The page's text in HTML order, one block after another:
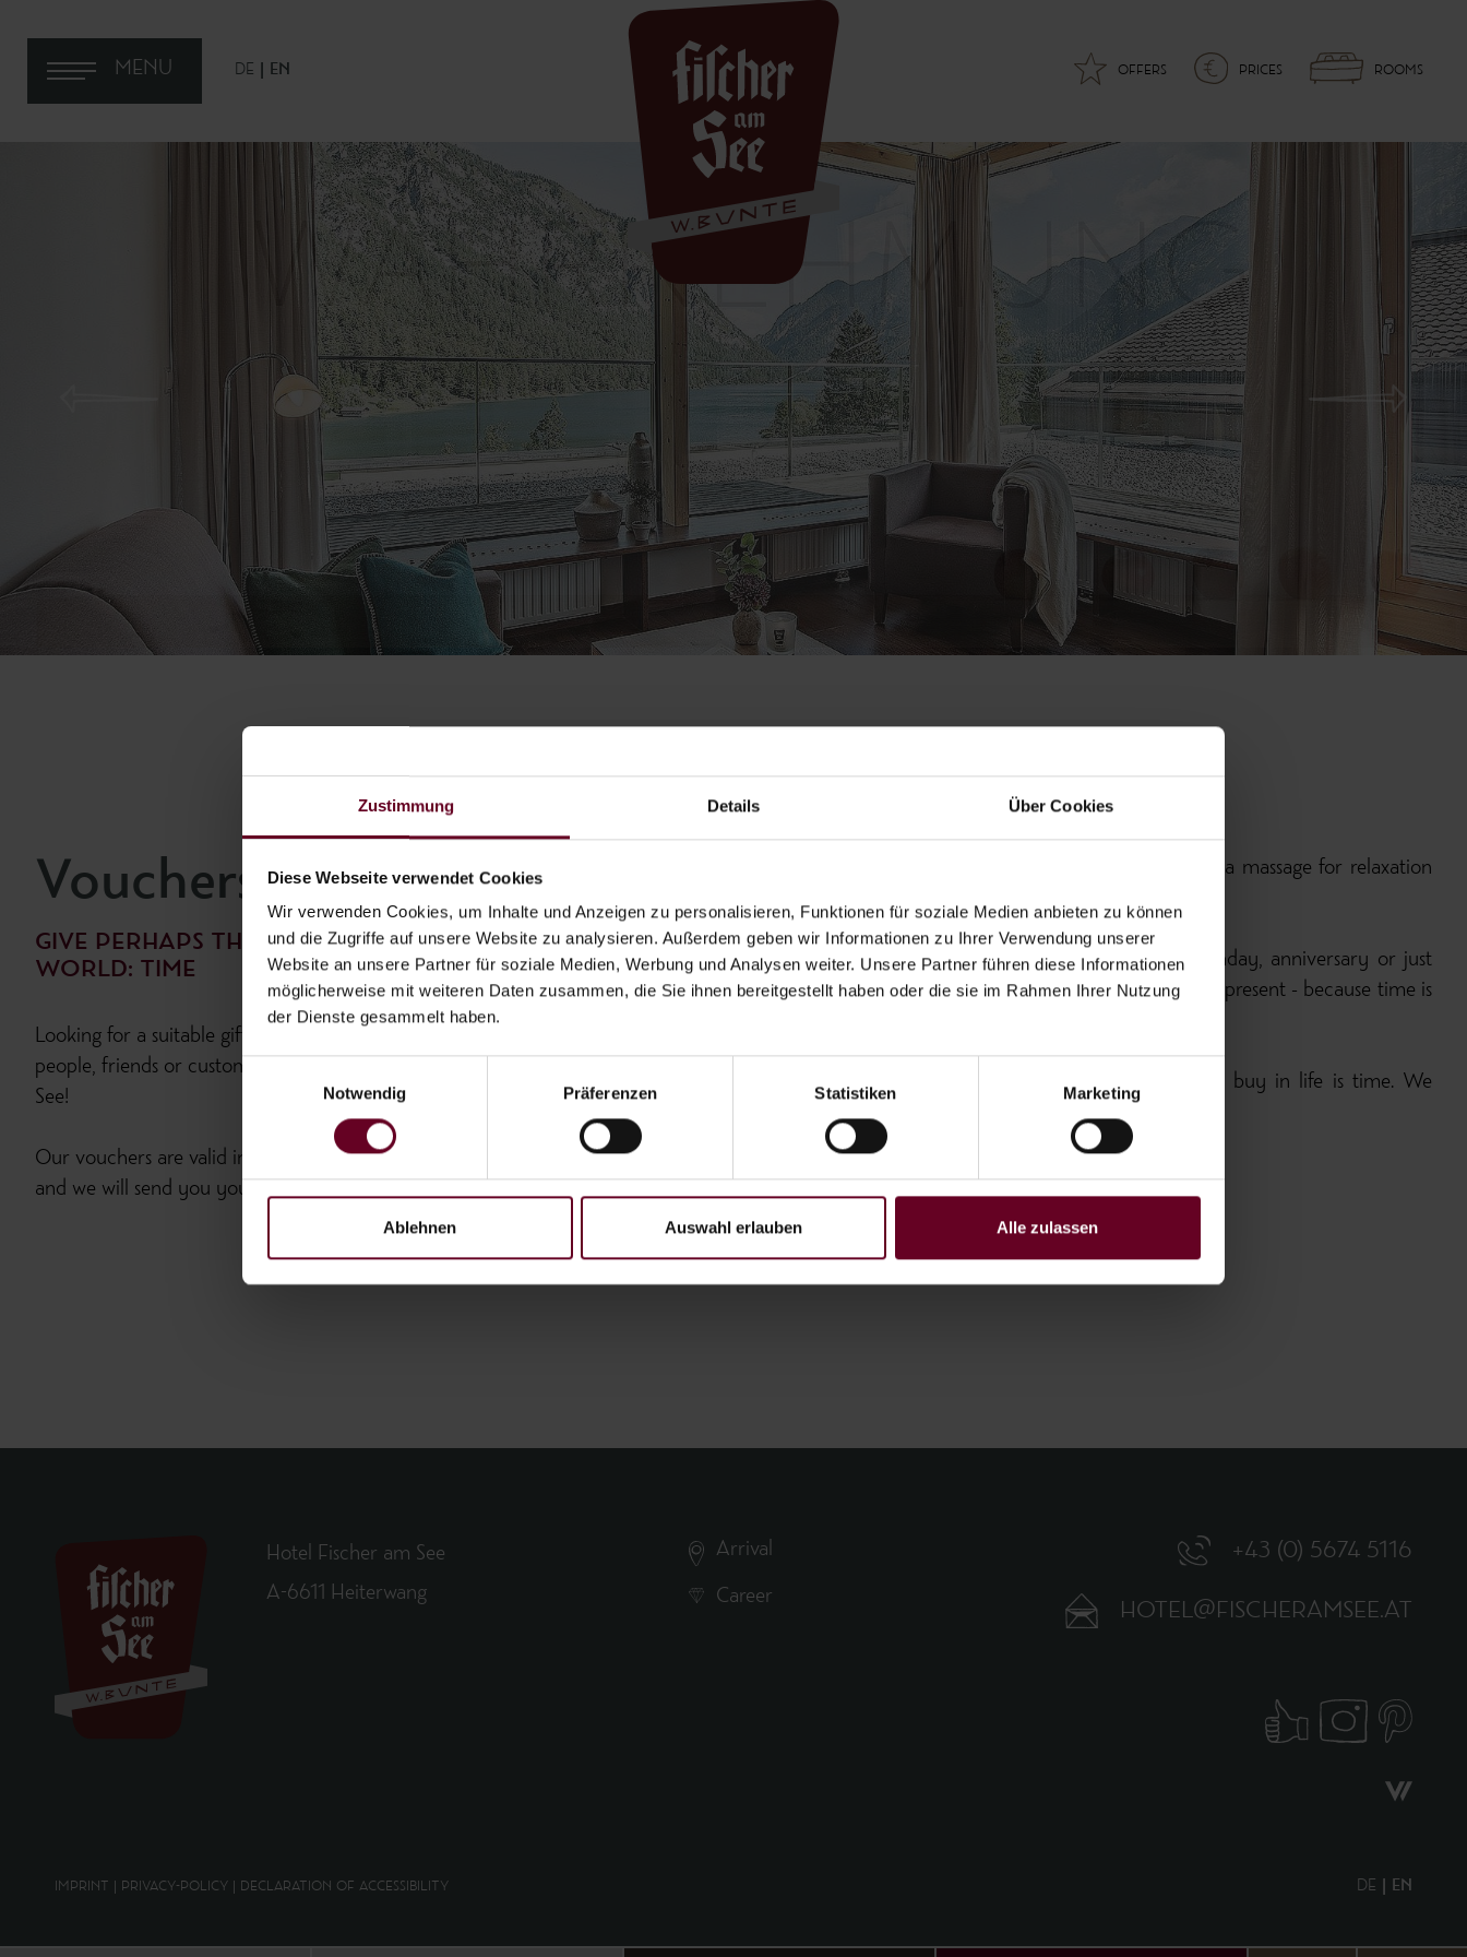
Zustimmung Details Über Cookies
Diese Webseite verwendet Cookies
Wir verwenden Cookies, um Inhalte und Anzeigen zu personalisieren, Funktionen für soziale Medien anbieten zu können
und die Zugriffe auf unsere Website zu analysieren. Außerdem geben wir Informationen zu Ihrer Verwendung unserer
Website an unsere Partner für soziale Medien, Werbung und Analysen weiter. Unsere Partner führen diese Informationen
möglicherweise mit weiteren Daten zusammen, die Sie ihnen bereitgestellt haben oder die sie im Rahmen Ihrer Nutzung
der Dienste gesammelt haben.
Einwilligungsauswahl
Notwendig
Präferenzen Statistiken Marketing
Ablehnen Auswahl erlauben Alle zulassen
MENU DE EN OFFERS PRICES ROOMS
Vouchers
GIVE PERHAPS THE MOST VALUABLE THING IN THE
WORLD: TIME
Looking for a suitable gift, we have the best idea for you: Pamper your favorite
people, friends or customers with a break from everyday life - at Fischer am
See!
Our vouchers are valid in all areas of the Fischer am See. You choose the value
and we will send you your voucher by post or email.
Whether for a hotel stay, a dinner in our restaurant, a massage for relaxation
Give joy with time together for every occasion. Birthday, anniversary or just
because there is nothing better than giving someone a present - because time is
Nothing is more valuable - because what we cannot buy in life is time. We
would be happy to advise you personally!
Contact us:
+43 5674 5116
hotel@fischeramsee.at
Hotel Fischer am See
A-6611 Heiterwang
Arrival
Career
+43 (0) 5674 5116
HOTEL@FISCHERAMSEE.AT
IMPRINT PRIVACY-POLICY DECLARATION OF ACCESSIBILITY DE EN